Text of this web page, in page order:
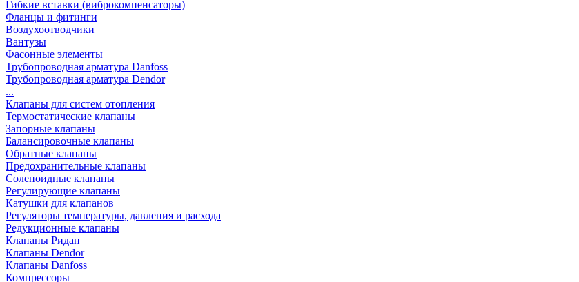
Гибкие вставки (виброкомпенсаторы)
Фланцы и фитинги
Воздухоотводчики
Вантузы
Фасонные элементы
Трубопроводная арматура Danfoss
Трубопроводная арматура Dendor
...
Клапаны для систем отопления
Термостатические клапаны
Запорные клапаны
Балансировочные клапаны
Обратные клапаны
Предохранительные клапаны
Соленоидные клапаны
Регулирующие клапаны
Катушки для клапанов
Регуляторы температуры, давления и расхода
Редукционные клапаны
Клапаны Ридан
Клапаны Dendor
Клапаны Danfoss
Компрессоры